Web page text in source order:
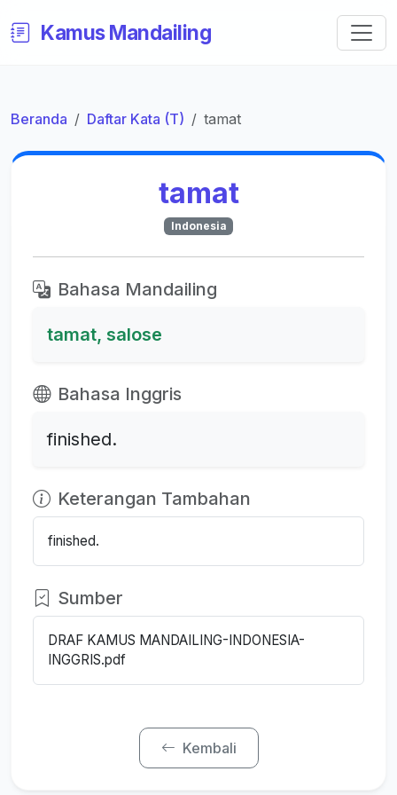
Kamus Mandailing
Beranda Daftar Kata (T) tamat
tamat
Indonesia
Bahasa Mandailing
tamat, salose
Bahasa Inggris
finished.
Keterangan Tambahan
finished.
Sumber
DRAF KAMUS MANDAILING-INDONESIA-
INGGRIS.pdf
Kembali